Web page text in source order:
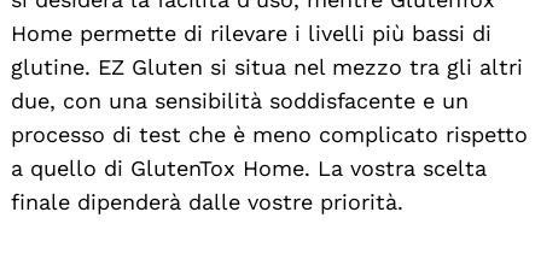
Home permette di rilevare i livelli più bassi di
glutine. EZ Gluten si situa nel mezzo tra gli altri
due, con una sensibilità soddisfacente e un
processo di test che è meno complicato rispetto
a quello di GlutenTox Home. La vostra scelta
finale dipenderà dalle vostre priorità.